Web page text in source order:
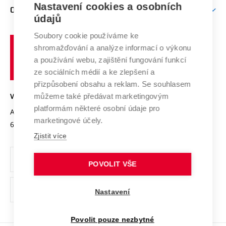
E-přihláška
Doktorské studium
Podpora podnikání
Mezinárodní vědecká rada
Systém zajišťování kvality výzkumu
Výzkumné infrastruktury
Transfer znalostí
Open Science
Projekty
Projekty ze strukturálních fondů
Specifický výzkum
Zahraniční spolupráce
Spolupráce se školami
Mezinárodní dohody
Univerzitní sítě
O UNIVERZITĚ
Profil univerzity
Udržitelná univerzita
Podnikavá univerzita / ContriBUTe
Bezpečná univerzita
Vyznamenání
Organizační struktura
Ochrana osobních údajů
odkaz)
učení
technické
Brně
VYSOKÉ UČENÍ TECHNICKÉ V BRNĚ
Antonínská 548/1
602 00 Brno
www.vut.cz
vut@vutbr.cz
Nastavení cookies a osobních
údajů
Soubory cookie používáme ke
shromažďování a analýze informací o výkonu
a používání webu, zajištění fungování funkcí
ze sociálních médií a ke zlepšení a
přizpůsobení obsahu a reklam. Se souhlasem
můžeme také předávat marketingovým
platformám některé osobní údaje pro
marketingové účely.
Zjistit více
POVOLIT VŠE
Nastavení
Povolit pouze nezbytné